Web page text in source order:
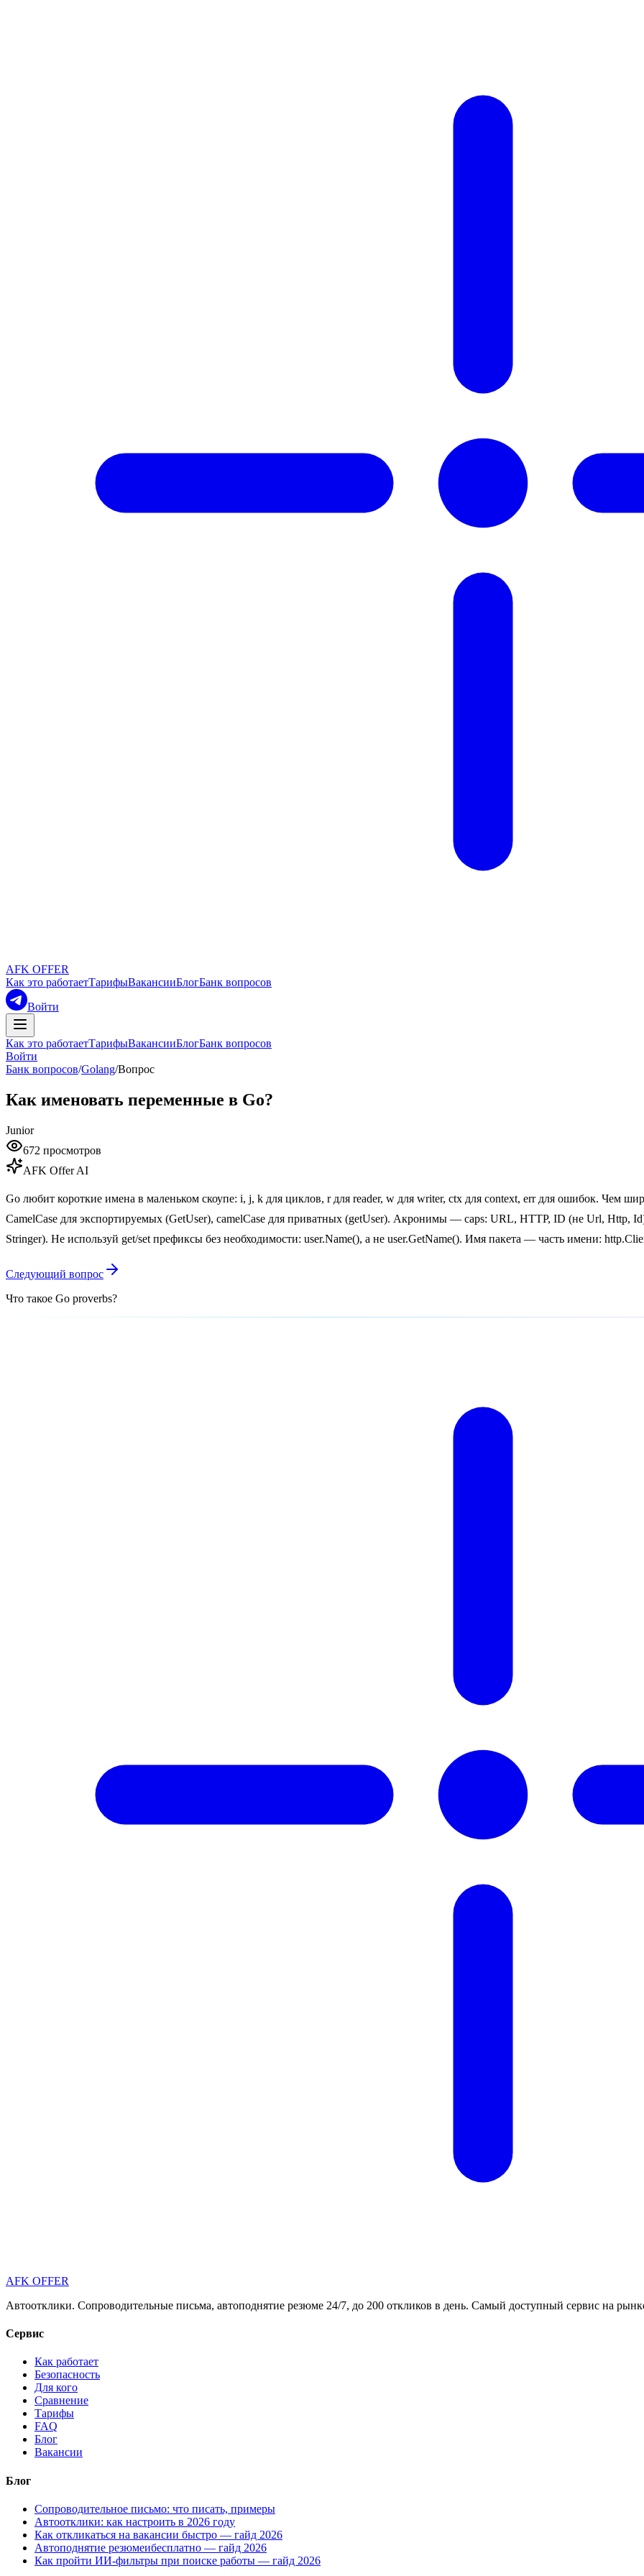
AFK OFFER
Как это работаетТарифыВакансииБлогБанк вопросов
Войти
Как это работаетТарифыВакансииБлогБанк вопросов
Войти
Банк вопросов/Golang/Вопрос
Как именовать переменные в Go?
Junior
672 просмотров
AFK Offer AI
Go любит короткие имена в маленьком скоупе: i, j, k для циклов, r для reader, w для writer, ctx для context, err для ошибок. Чем
CamelCase для экспортируемых (GetUser), camelCase для приватных (getUser). Акронимы — caps: URL, HTTP, ID (не Url, Http,
Stringer). Не используй get/set префиксы без необходимости: user.Name(), а не user.GetName(). Имя пакета — часть имени:
Следующий вопрос
Что такое Go proverbs?
AFK OFFER
Автоотклики. Сопроводительные письма, автоподнятие резюме 24/7, до 200 откликов в день. Самый доступный сервис на
Сервис
Как работает
Безопасность
Для кого
Сравнение
Тарифы
FAQ
Блог
Вакансии
Блог
Сопроводительное письмо: что писать, примеры
Автоотклики: как настроить в 2026 году
Как откликаться на вакансии быстро — гайд 2026
Автоподнятие резюмеибесплатно — гайд 2026
Как пройти ИИ-фильтры при поиске работы — гайд 2026